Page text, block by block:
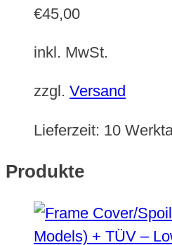
€45,00
inkl. MwSt.
zzgl. Versand
Lieferzeit: 10
Produkte